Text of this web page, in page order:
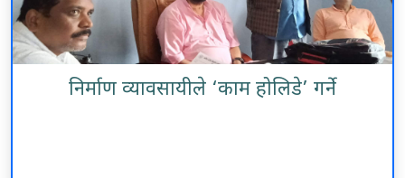
निर्माण व्यावसायीले ‘काम होलिडे’ गर्ने